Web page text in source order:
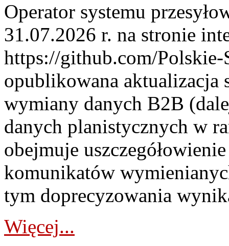
Operator systemu
31.07.2026 r. na stronie
https://github.com/Polskie-
opublikowana aktualizacja
wymiany danych B2B
danych planistycznych w
obejmuje
komunikatów
tym doprecyzowania
Więcej...